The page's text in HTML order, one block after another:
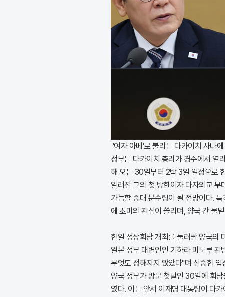
'여자 아베'로 불리는 다카이치 사나
정부는 다카이치 총리가 경주에서 열
해 오는 30일부터 2박 3일 일정으로
알려진 그의 첫 방한이자 다자외교
가늠할 중대 분수령이 될 전망이다.
에 초미의 관심이 쏠리며, 양국 간 물
한일 정상회담 개최를 둘러싼 양국의
일본 정부 대변인인 기하라 미노루
무엇도 정해지지 않았다"며 신중한
양국 정부가 방문 첫날인 30일에 회
였다. 이는 앞서 이재명 대통령이 다